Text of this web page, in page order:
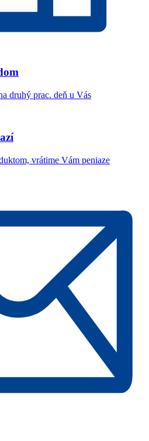
druhý prac. deň u Vás
vrátime Vám peniaze